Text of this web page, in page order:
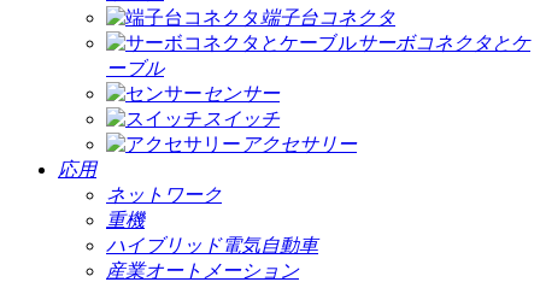
端子台コネクタ
サーボコネクタとケ
ーブル
センサー
スイッチ
アクセサリー
応用
ネットワーク
重機
ハイブリッド電気自動車
産業オートメーション